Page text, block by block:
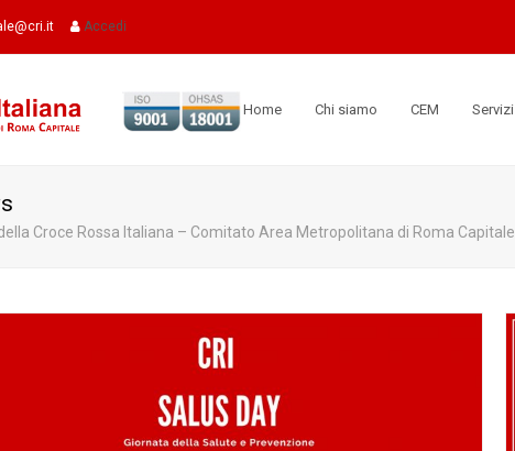
Accedi
Home Chi siamo CEM Servizi
Croce Rossa Italiana – Comitato Area Metropolitana di Roma Capitale